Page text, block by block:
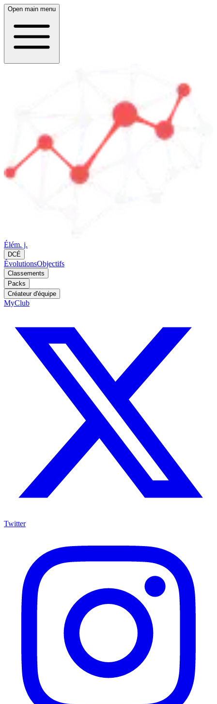
Open main menu
Élém. j.
DCÉ
ÉvolutionsObjectifs
Classements
Packs
Créateur d'équipe
MyClub
Twitter